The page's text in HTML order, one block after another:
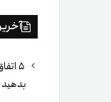
۵
بدهید